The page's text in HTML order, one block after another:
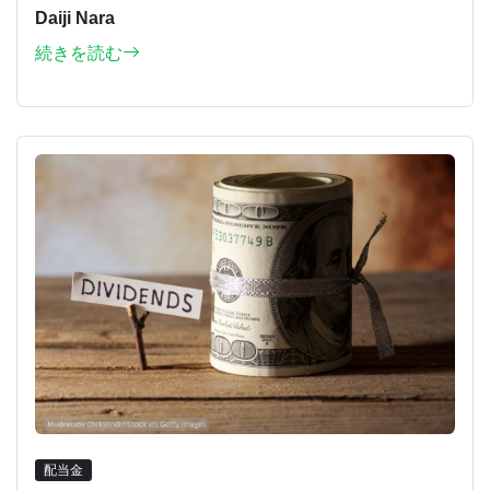
Daiji Nara
続きを読む
配当金